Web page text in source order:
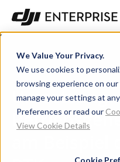
We Value Your Privacy.
We use cookies to
browsing experience on
manage your settings at
Preferences or read our
View Cookie Details
Cookie
Umsetzung
am